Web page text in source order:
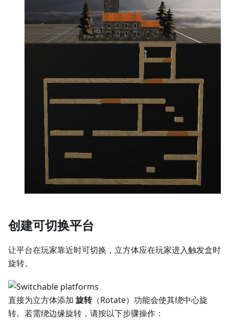
创建可切换平台
让平台在玩家靠近时可切换，立方体应在玩家进入触发盒时
旋转。
直接为立方体添加 旋转（Rotate）功能会使其绕中心旋
转。若需绕边缘旋转，请按以下步骤操作：